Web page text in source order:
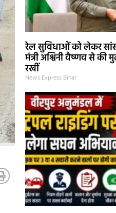
रेल सुविधाओं को लेकर
मंत्री अश्विनी वैष्णव से की
रखीं
News Express Bihar